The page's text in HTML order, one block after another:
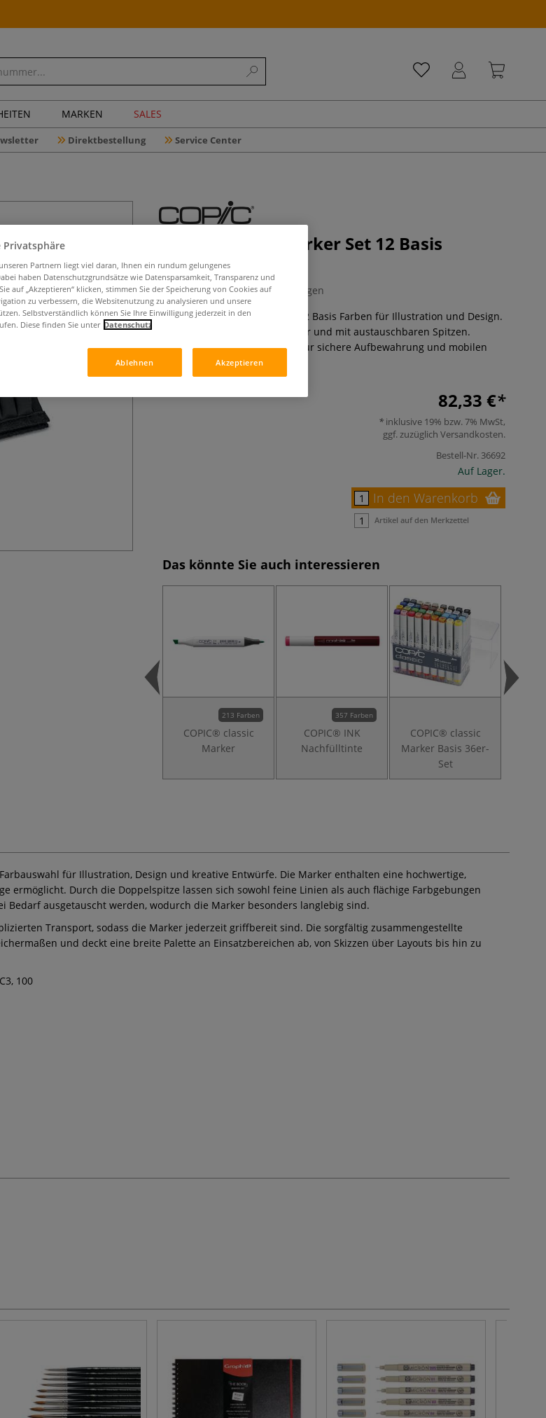
MARKEN SALES
Direktbestellung Service Center
COPIC® classic Marker Set 12 Basis
Farben im Wallet
0 Bewertungen
Professionelles Marker-Set mit 12 Basis Farben für Illustration und Design.
Alkoholbasierte Tinte, nachfüllbar und mit austauschbaren Spitzen.
Geliefert im praktischen Wallet für sichere Aufbewahrung und mobilen
Einsatz.
Mehr
82,33 €
inklusive 19% bzw. 7% MwSt,
ggf. zuzüglich Versandkosten.
Bestell-Nr. 36692
Auf Lager.
In den Warenkorb
Artikel auf den Merkzettel
Das könnte Sie auch interessieren
213 Farben
COPIC® classic
Marker
357 Farben
COPIC® INK
Nachfülltinte
COPIC® classic
Marker Basis 36er-
Set
für Illustration, Design und kreative Entwürfe. Die Marker enthalten eine hochwertige,
ermöglicht. Durch die Doppelspitze lassen sich sowohl feine Linien als auch flächige Farbgebungen
ausgetauscht werden, wodurch die Marker besonders langlebig sind.
Transport, sodass die Marker jederzeit griffbereit sind. Die sorgfältig zusammengestellte
und deckt eine breite Palette an Einsatzbereichen ab, von Skizzen über Layouts bis hin zu
100
Privatsphäre
Partnern liegt viel daran, Ihnen ein rundum gelungenes
haben Datenschutzgrundsätze wie Datensparsamkeit, Transparenz und
auf „Akzeptieren“ klicken, stimmen Sie der Speicherung von Cookies auf
zu verbessern, die Websitenutzung zu analysieren und unsere
Selbstverständlich können Sie Ihre Einwilligung jederzeit in den
Diese finden Sie unter Datenschutz
Ablehnen Akzeptieren